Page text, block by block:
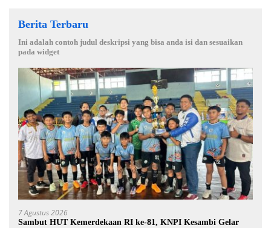
Berita Terbaru
Ini adalah contoh judul deskripsi yang bisa anda isi dan sesuaikan
pada widget
7 Agustus 2026
Sambut HUT Kemerdekaan RI ke-81, KNPI Kesambi Gelar